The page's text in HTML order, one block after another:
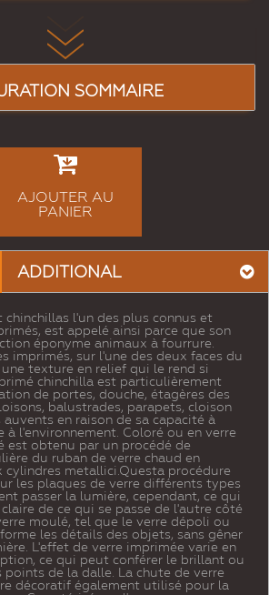
SOMMAIRE
AJOUTER AU
PANIER
ADDITIONAL
chinchillas l'un des plus connus et
est appelé ainsi parce que son
éponyme animaux à fourrure.
imprimés, sur l'une des deux faces du
texture en relief qui le rend si
chinchilla est particulièrement
de portes, douche, étagères des
balustrades, parapets, cloison
en raison de sa capacité à
à l'environnement. Coloré ou en verre
est obtenu par un procédé de
du ruban de verre chaud en
cylindres metallici.Questa procédure
les plaques de verre différents types
passer la lumière, cependant, ce qui
de ce qui se passe de l'autre côté
moulé, tel que le verre dépoli ou
les détails des objets, sans gêner
L'effet de verre imprimée varie en
ce qui peut conférer le brillant ou
de la dalle. La chute de verre
décoratif également utilisé pour la